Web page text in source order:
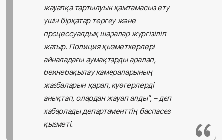
жауапқа тартылуын қамтамасыз ету
үшін бірқатар тергеу және
процессуалдық шаралар жүргізіліп
жатыр. Полиция қызметкерлері
айналадағы аумақтарды аралап,
бейнебақылау камераларының
жазбаларын қарап, куәгерлерді
анықтап, олардан жауап алды", – деп
хабарлады департаменттің баспасөз
қызметі.